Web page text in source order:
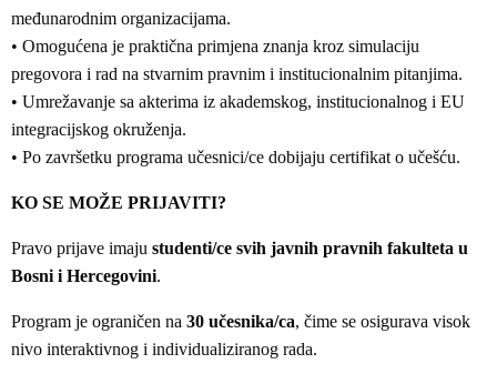
međunarodnim organizacijama.
• Omogućena je praktična primjena znanja kroz simulaciju
pregovora i rad na stvarnim pravnim i institucionalnim pitanjima.
• Umrežavanje sa akterima iz akademskog, institucionalnog i EU
integracijskog okruženja.
• Po završetku programa učesnici/ce dobijaju certifikat o učešću.
KO SE MOŽE PRIJAVITI?
Pravo prijave imaju studenti/ce svih javnih pravnih fakulteta u
Bosni i Hercegovini.
Program je ograničen na 30 učesnika/ca, čime se osigurava visok
nivo interaktivnog i individualiziranog rada.